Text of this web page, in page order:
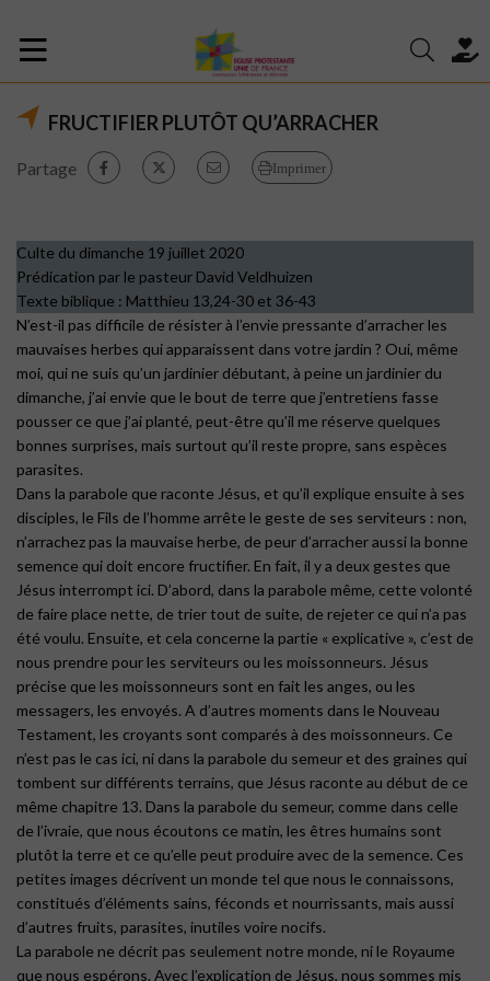
FRUCTIFIER PLUTÔT QU’ARRACHER
Partage Imprimer
Culte du dimanche 19 juillet 2020
Prédication par le pasteur David Veldhuizen
Texte biblique : Matthieu 13,24-30 et 36-43
N’est-il pas difficile de résister à l’envie pressante d’arracher les
mauvaises herbes qui apparaissent dans votre jardin ? Oui, même
moi, qui ne suis qu’un jardinier débutant, à peine un jardinier du
dimanche, j’ai envie que le bout de terre que j’entretiens fasse
pousser ce que j’ai planté, peut-être qu’il me réserve quelques
bonnes surprises, mais surtout qu’il reste propre, sans espèces
parasites.
Dans la parabole que raconte Jésus, et qu’il explique ensuite à ses
disciples, le Fils de l’homme arrête le geste de ses serviteurs : non,
n’arrachez pas la mauvaise herbe, de peur d’arracher aussi la bonne
semence qui doit encore fructifier. En fait, il y a deux gestes que
Jésus interrompt ici. D’abord, dans la parabole même, cette volonté
de faire place nette, de trier tout de suite, de rejeter ce qui n’a pas
été voulu. Ensuite, et cela concerne la partie « explicative », c’est de
nous prendre pour les serviteurs ou les moissonneurs. Jésus
précise que les moissonneurs sont en fait les anges, ou les
messagers, les envoyés. A d’autres moments dans le Nouveau
Testament, les croyants sont comparés à des moissonneurs. Ce
n’est pas le cas ici, ni dans la parabole du semeur et des graines qui
tombent sur différents terrains, que Jésus raconte au début de ce
même chapitre 13. Dans la parabole du semeur, comme dans celle
de l’ivraie, que nous écoutons ce matin, les êtres humains sont
plutôt la terre et ce qu’elle peut produire avec de la semence. Ces
petites images décrivent un monde tel que nous le connaissons,
constitués d’éléments sains, féconds et nourrissants, mais aussi
d’autres fruits, parasites, inutiles voire nocifs.
La parabole ne décrit pas seulement notre monde, ni le Royaume
que nous espérons. Avec l’explication de Jésus, nous sommes mis